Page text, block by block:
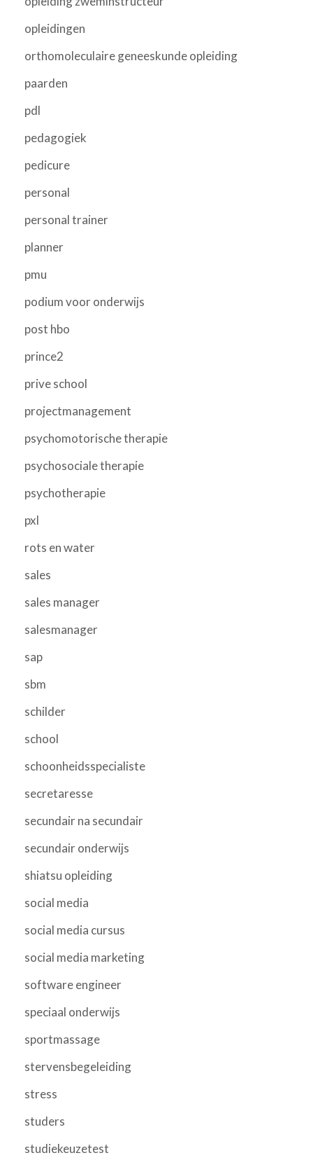
opleidingen
orthomoleculaire geneeskunde opleiding
paarden
pdl
pedagogiek
pedicure
personal
personal trainer
planner
pmu
podium voor onderwijs
post hbo
prince2
prive school
projectmanagement
psychomotorische therapie
psychosociale therapie
psychotherapie
pxl
rots en water
sales
sales manager
salesmanager
sap
sbm
schilder
school
schoonheidsspecialiste
secretaresse
secundair na secundair
secundair onderwijs
shiatsu opleiding
social media
social media cursus
social media marketing
software engineer
speciaal onderwijs
sportmassage
stervensbegeleiding
stress
studers
studiekeuzetest